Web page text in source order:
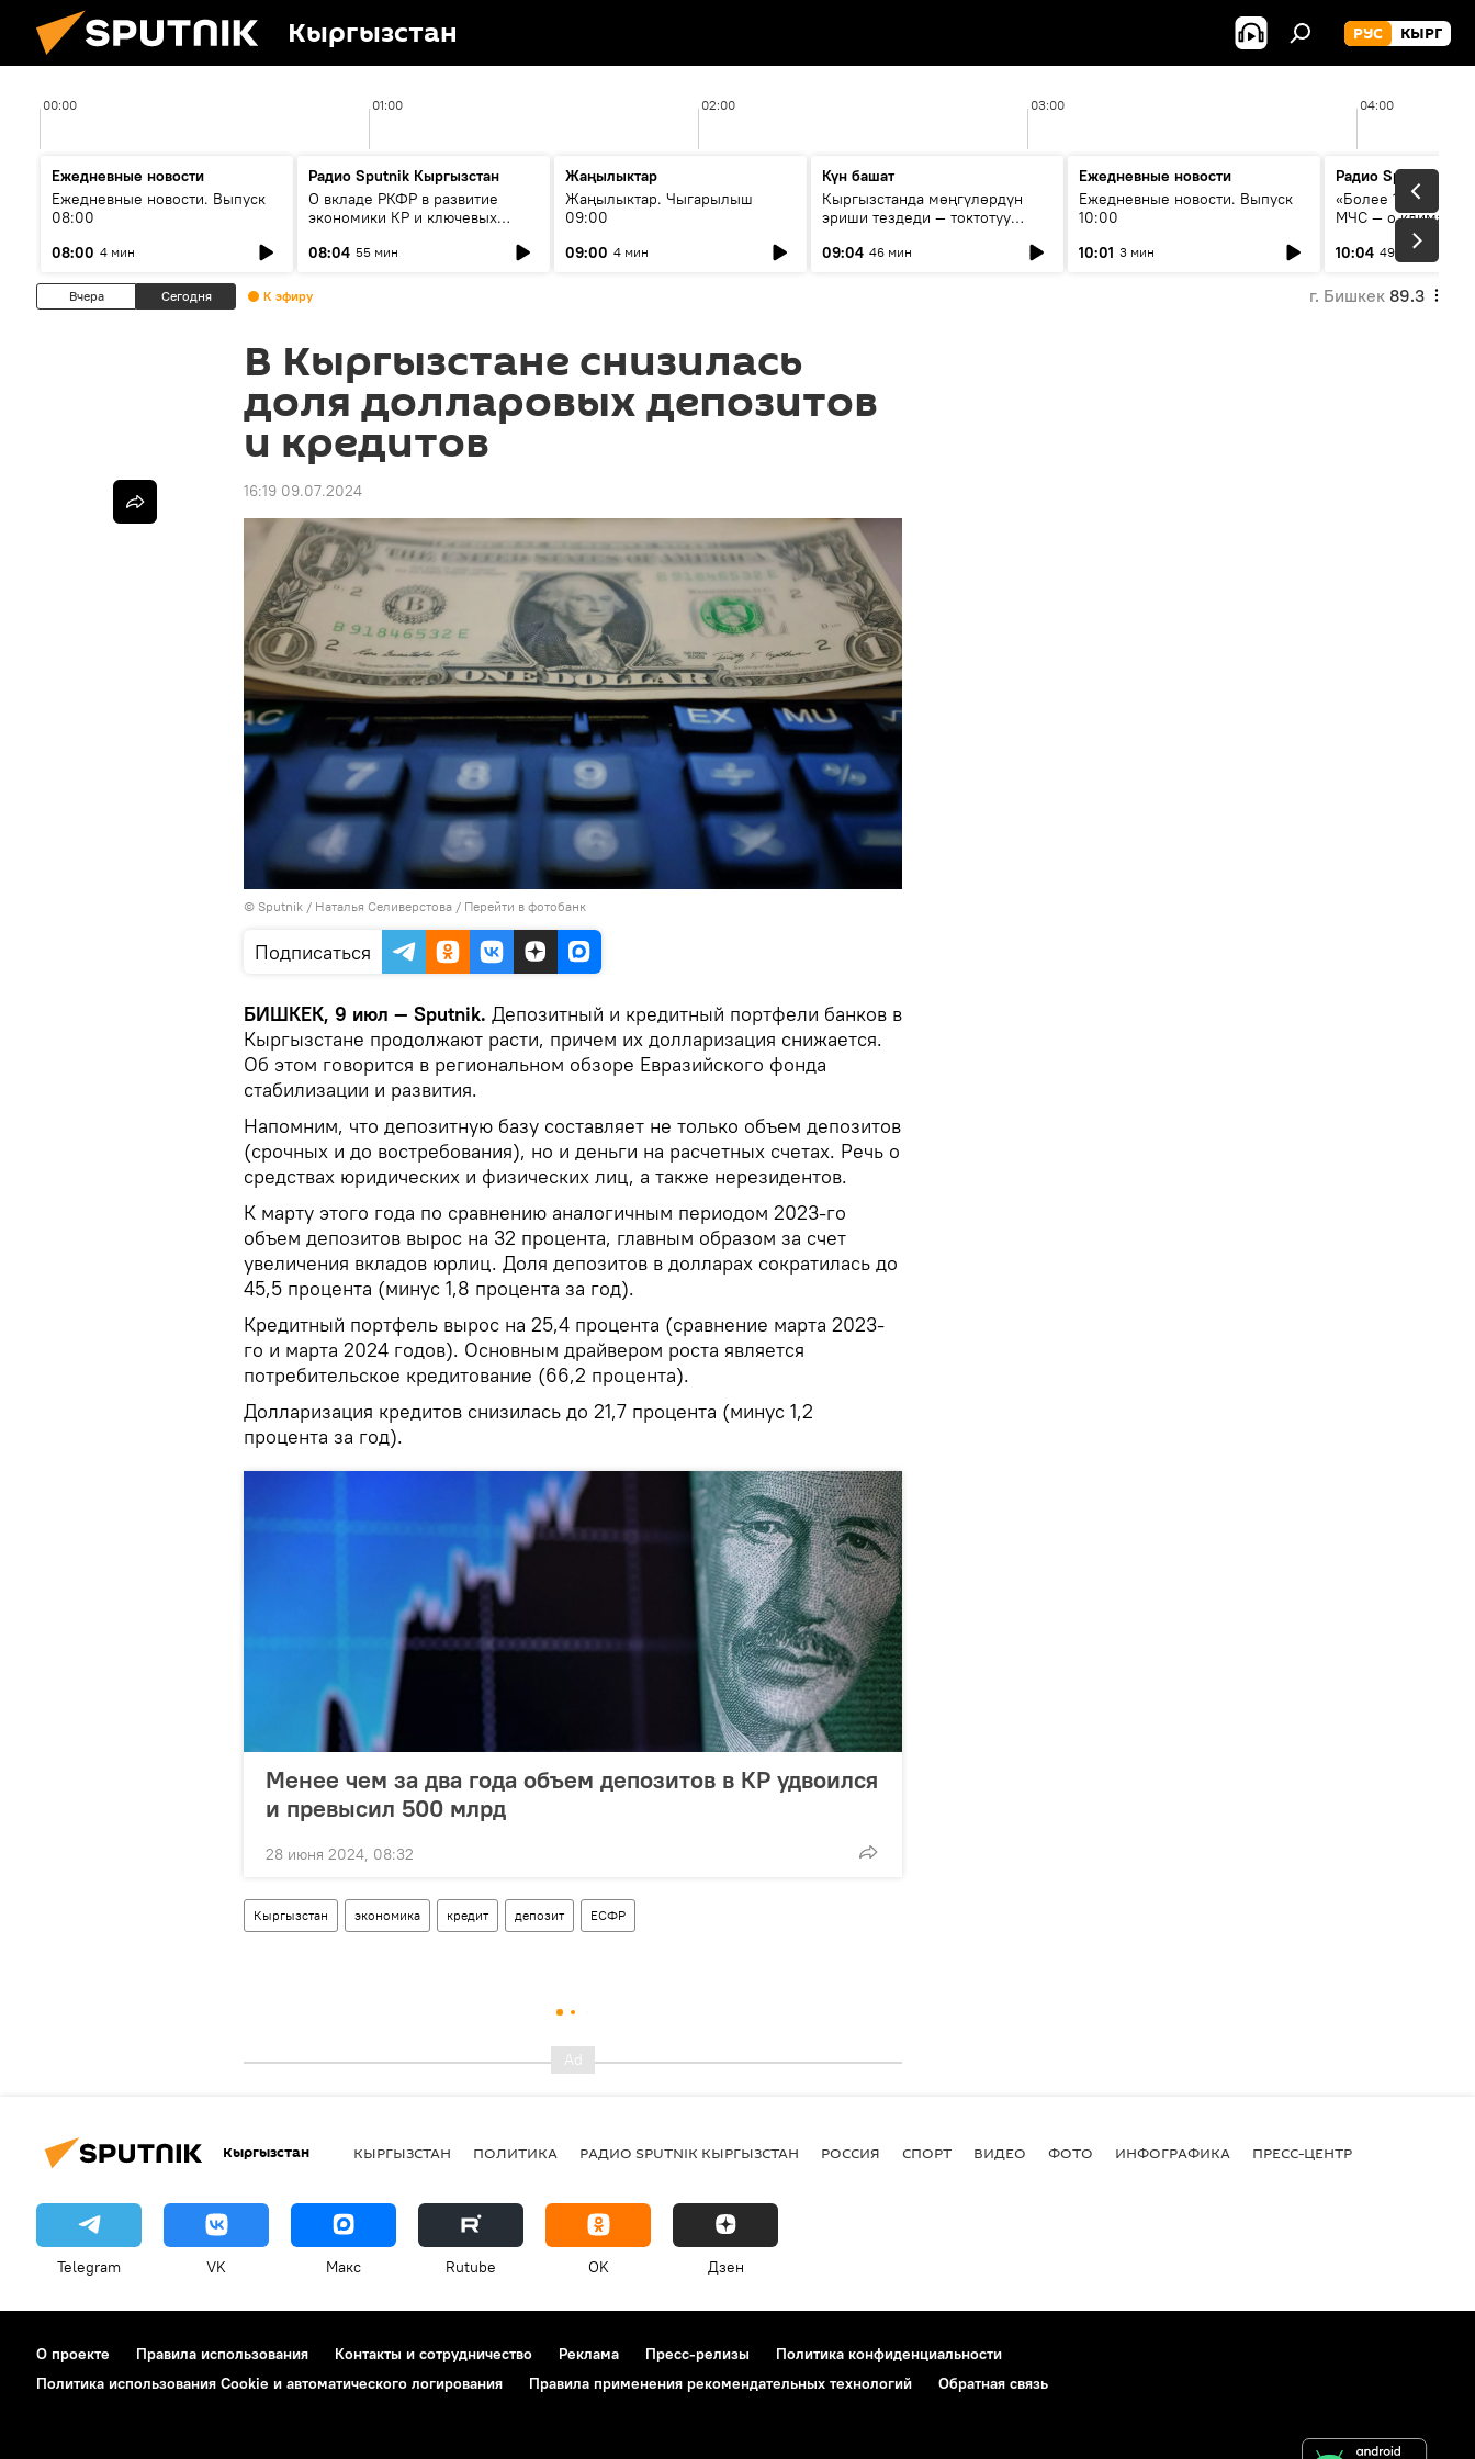
Кыргызстан РУС КЫРГ
00:00 01:00 02:00 03:00 04:00
Ежедневные новости
Ежедневные новости. Выпуск
08:00
08:00 4 мин
Радио Sputnik Кыргызстан
О вкладе РКФР в развитие
экономики КР и ключевых
08:04 55 мин
Жаңылыктар
Жаңылыктар. Чыгарылыш
09:00
09:00 4 мин
Күн башат
Кыргызстанда мөңгүлөрдүн
эриши тездеди — токтотуу
09:04 46 мин
Ежедневные новости
Ежедневные новости. Выпуск
10:00
10:01 3 мин
Радио Sputnik
«Более 1200 сёл в
МЧС — о климате,
системе
населения
10:04 49 мин
Вчера Сегодня К эфиру г. Бишкек 89.3
В Кыргызстане снизилась
доля долларовых депозитов
и кредитов
16:19 09.07.2024
© Sputnik / Наталья Селиверстова / Перейти в фотобанк
Подписаться
БИШКЕК, 9 июл — Sputnik. Депозитный и кредитный портфели банков в
Кыргызстане продолжают расти, причем их долларизация снижается.
Об этом говорится в региональном обзоре Евразийского фонда
стабилизации и развития.
Напомним, что депозитную базу составляет не только объем депозитов
(срочных и до востребования), но и деньги на расчетных счетах. Речь о
средствах юридических и физических лиц, а также нерезидентов.
К марту этого года по сравнению аналогичным периодом 2023-го
объем депозитов вырос на 32 процента, главным образом за счет
увеличения вкладов юрлиц. Доля депозитов в долларах сократилась до
45,5 процента (минус 1,8 процента за год).
Кредитный портфель вырос на 25,4 процента (сравнение марта 2023-
го и марта 2024 годов). Основным драйвером роста является
потребительское кредитование (66,2 процента).
Долларизация кредитов снизилась до 21,7 процента (минус 1,2
процента за год).
Менее чем за два года объем депозитов в КР удвоился
и превысил 500 млрд
28 июня 2024, 08:32
Кыргызстан экономика кредит депозит ЕСФР
Кыргызстан КЫРГЫЗСТАН ПОЛИТИКА РАДИО SPUTNIK КЫРГЫЗСТАН РОССИЯ СПОРТ ВИДЕО ФОТО ИНФОГРАФИКА ПРЕСС-ЦЕНТР
Telegram VK Макс Rutube OK Дзен
О проекте Правила использования Контакты и сотрудничество Реклама Пресс-релизы
Политика конфиденциальности
Политика использования Cookie и автоматического логирования
Правила применения рекомендательных технологий Обратная связь